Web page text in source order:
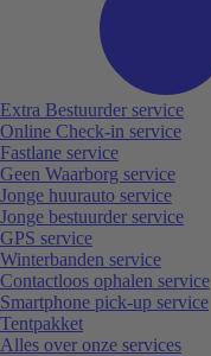
Extra Bestuurder service
Online Check-in service
Fastlane service
Geen Waarborg service
Jonge huurauto service
Jonge bestuurder service
GPS service
Winterbanden service
Contactloos ophalen service
Smartphone pick-up service
Tentpakket
Alles over onze services